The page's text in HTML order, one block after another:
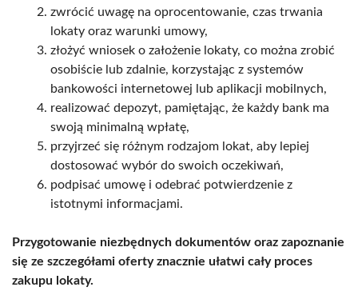
zwrócić uwagę na oprocentowanie, czas trwania
lokaty oraz warunki umowy,
złożyć wniosek o założenie lokaty, co można zrobić
osobiście lub zdalnie, korzystając z systemów
bankowości internetowej lub aplikacji mobilnych,
realizować depozyt, pamiętając, że każdy bank ma
swoją minimalną wpłatę,
przyjrzeć się różnym rodzajom lokat, aby lepiej
dostosować wybór do swoich oczekiwań,
podpisać umowę i odebrać potwierdzenie z
istotnymi informacjami.
Przygotowanie niezbędnych dokumentów oraz zapoznanie
się ze szczegółami oferty znacznie ułatwi cały proces
zakupu lokaty.